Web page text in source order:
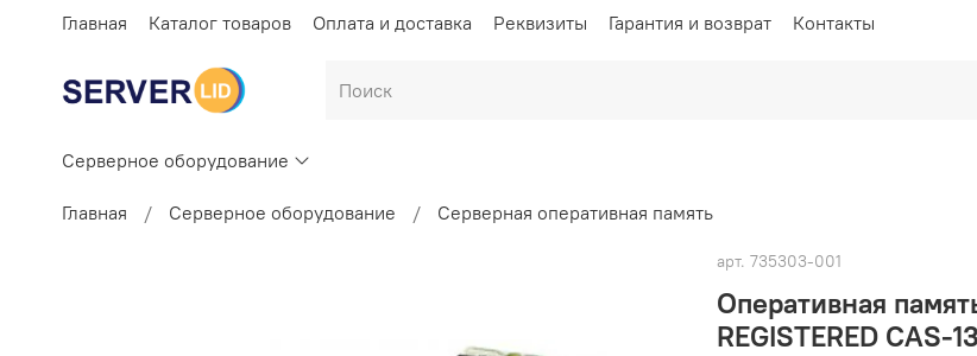
Главная Каталог товаров Оплата и доставка Реквизиты Гарантия и возврат Контакты
Серверное оборудование
Главная Серверное оборудование Серверная оперативная память
арт. 735303-001
Оперативная
REGISTERED CAS-